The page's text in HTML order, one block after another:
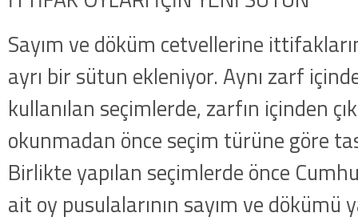
Sayım ve döküm cetvellerine
ayrı bir sütun ekleniyor. Aynı zarf
kullanılan seçimlerde, zarfın içinden
okunmadan önce seçim türüne göre
Birlikte yapılan seçimlerde önce
ait oy pusulalarının sayım ve dökümü